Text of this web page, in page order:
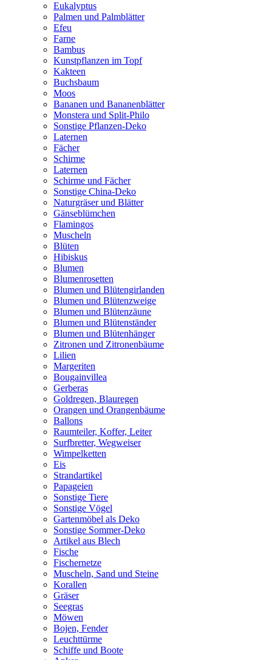
Eukalyptus
Palmen und Palmblätter
Efeu
Farne
Bambus
Kunstpflanzen im Topf
Kakteen
Buchsbaum
Moos
Bananen und Bananenblätter
Monstera und Split-Philo
Sonstige Pflanzen-Deko
Laternen
Fächer
Schirme
Laternen
Schirme und Fächer
Sonstige China-Deko
Naturgräser und Blätter
Gänseblümchen
Flamingos
Muscheln
Blüten
Hibiskus
Blumen
Blumenrosetten
Blumen und Blütengirlanden
Blumen und Blütenzweige
Blumen und Blütenzäune
Blumen und Blütenständer
Blumen und Blütenhänger
Zitronen und Zitronenbäume
Lilien
Margeriten
Bougainvillea
Gerberas
Goldregen, Blauregen
Orangen und Orangenbäume
Ballons
Raumteiler, Koffer, Leiter
Surfbretter, Wegweiser
Wimpelketten
Eis
Strandartikel
Papageien
Sonstige Tiere
Sonstige Vögel
Gartenmöbel als Deko
Sonstige Sommer-Deko
Artikel aus Blech
Fische
Fischernetze
Muscheln, Sand und Steine
Korallen
Gräser
Seegras
Möwen
Bojen, Fender
Leuchttürme
Schiffe und Boote